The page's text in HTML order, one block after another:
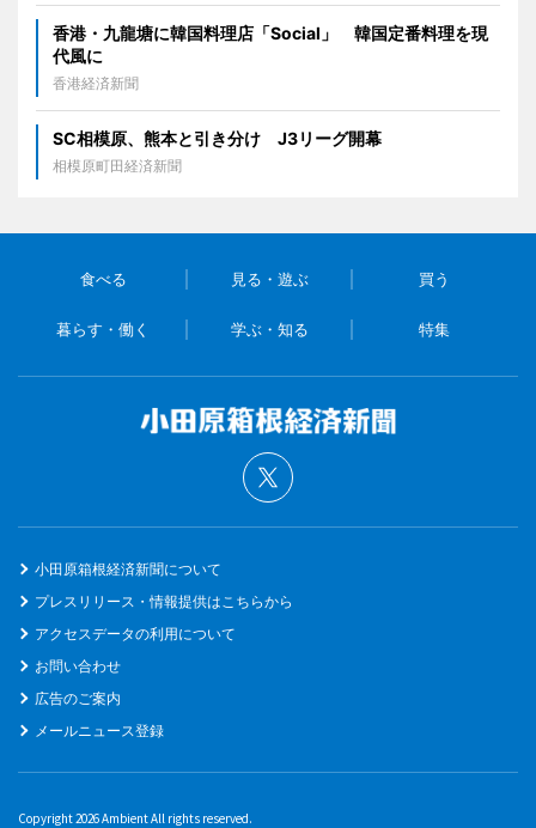
香港・九龍塘に韓国料理店「Social」 韓国定番料理を現
代風に
香港経済新聞
SC相模原、熊本と引き分け J3リーグ開幕
相模原町田経済新聞
食べる 見る・遊ぶ 買う
暮らす・働く 学ぶ・知る 特集
小田原箱根経済新聞について
プレスリリース・情報提供はこちらから
アクセスデータの利用について
お問い合わせ
広告のご案内
メールニュース登録
Copyright 2026 Ambient All rights reserved.